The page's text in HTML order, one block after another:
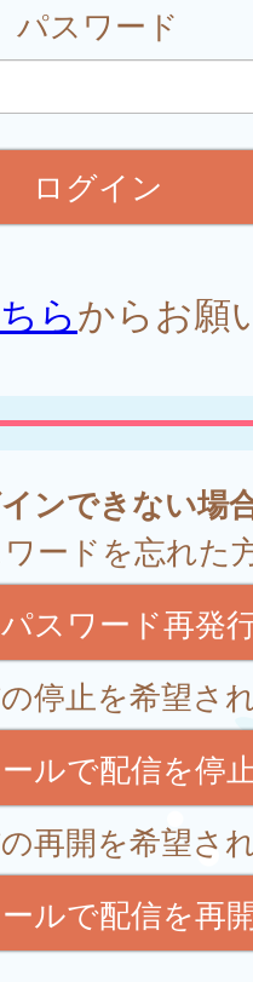
パスワード
らからお願
ンできない場
ードを忘れた
スワード再発
停止を希望さ
ルで配信を停
再開を希望さ
ルで配信を再